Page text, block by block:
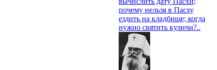
почему нельзя в Пасху
ездить на кладбище; когда
нужно святить куличи?..